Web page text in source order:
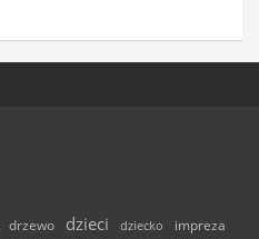
drzewo dzieci dziecko
impreza